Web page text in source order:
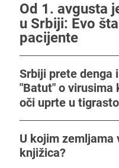
Od 1. avgusta
u Srbiji: Evo
pacijente
Srbiji prete denga
"Batut" o virusima
oči uprte u
U kojim zemljama
knjižica?